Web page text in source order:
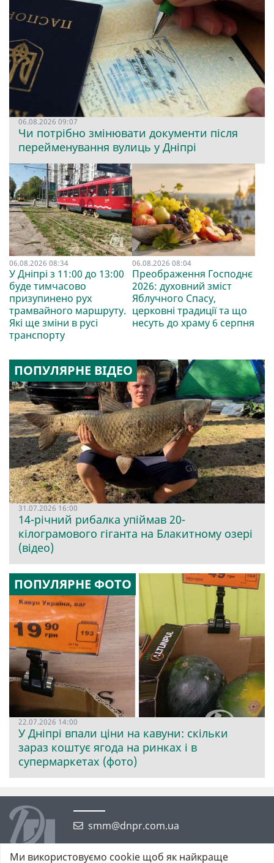
06.08.2026 09:07
Чи потрібно змінювати документи після
перейменування вулиць у Дніпрі
06.08.2026 08:34
У Дніпрі з 11:00 до 13:00
буде тимчасово
призупинено рух
трамвайного маршруту.
Які ще зміни в русі
транспорту
06.08.2026 08:04
Преображення Господнє
2026: духовний зміст
Яблучного Спасу,
церковні традиції та що
несуть до храму 6 серпня
ПОПУЛЯРНЕ ВІДЕО
31.07.2026 16:00
14-річний рибалка упіймав 20-
кілограмового гіганта на Блакитному озері
(відео)
ПОПУЛЯРНЕ ФОТО
22.07.2026 14:00
У Дніпрі впали ціни на кавуни: скільки
зараз коштує ягода на ринках і в
супермаркетах (фото)
smm@dnpr.com.ua
Ми використовуємо cookie щоб як найкраще